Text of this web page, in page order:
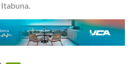
Itabuna.